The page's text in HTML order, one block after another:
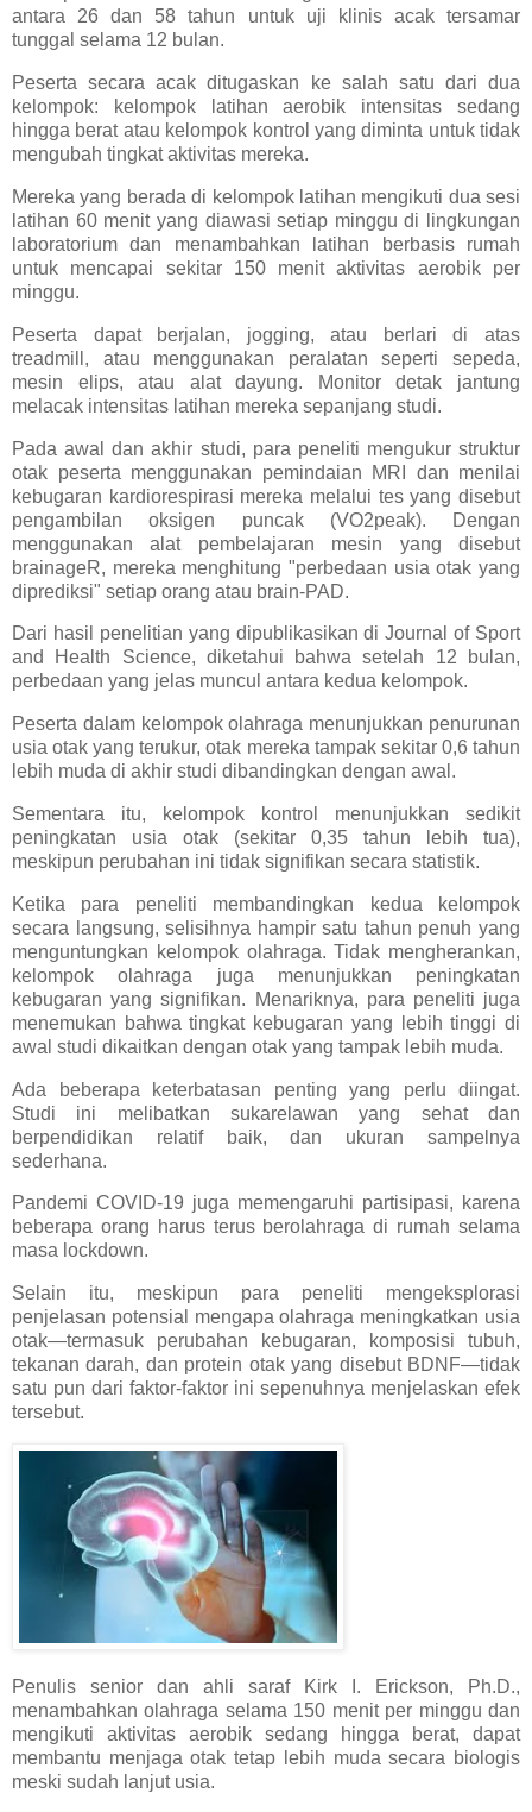
antara 26 dan 58 tahun untuk uji klinis acak tersamar
tunggal selama 12 bulan.
Peserta secara acak ditugaskan ke salah satu dari dua
kelompok: kelompok latihan aerobik intensitas sedang
hingga berat atau kelompok kontrol yang diminta untuk tidak
mengubah tingkat aktivitas mereka.
Mereka yang berada di kelompok latihan mengikuti dua sesi
latihan 60 menit yang diawasi setiap minggu di lingkungan
laboratorium dan menambahkan latihan berbasis rumah
untuk mencapai sekitar 150 menit aktivitas aerobik per
minggu.
Peserta dapat berjalan, jogging, atau berlari di atas
treadmill, atau menggunakan peralatan seperti sepeda,
mesin elips, atau alat dayung. Monitor detak jantung
melacak intensitas latihan mereka sepanjang studi.
Pada awal dan akhir studi, para peneliti mengukur struktur
otak peserta menggunakan pemindaian MRI dan menilai
kebugaran kardiorespirasi mereka melalui tes yang disebut
pengambilan oksigen puncak (VO2peak). Dengan
menggunakan alat pembelajaran mesin yang disebut
brainageR, mereka menghitung "perbedaan usia otak yang
diprediksi" setiap orang atau brain-PAD.
Dari hasil penelitian yang dipublikasikan di Journal of Sport
and Health Science, diketahui bahwa setelah 12 bulan,
perbedaan yang jelas muncul antara kedua kelompok.
Peserta dalam kelompok olahraga menunjukkan penurunan
usia otak yang terukur, otak mereka tampak sekitar 0,6 tahun
lebih muda di akhir studi dibandingkan dengan awal.
Sementara itu, kelompok kontrol menunjukkan sedikit
peningkatan usia otak (sekitar 0,35 tahun lebih tua),
meskipun perubahan ini tidak signifikan secara statistik.
Ketika para peneliti membandingkan kedua kelompok
secara langsung, selisihnya hampir satu tahun penuh yang
menguntungkan kelompok olahraga. Tidak mengherankan,
kelompok olahraga juga menunjukkan peningkatan
kebugaran yang signifikan. Menariknya, para peneliti juga
menemukan bahwa tingkat kebugaran yang lebih tinggi di
awal studi dikaitkan dengan otak yang tampak lebih muda.
Ada beberapa keterbatasan penting yang perlu diingat.
Studi ini melibatkan sukarelawan yang sehat dan
berpendidikan relatif baik, dan ukuran sampelnya
sederhana.
Pandemi COVID-19 juga memengaruhi partisipasi, karena
beberapa orang harus terus berolahraga di rumah selama
masa lockdown.
Selain itu, meskipun para peneliti mengeksplorasi
penjelasan potensial mengapa olahraga meningkatkan usia
otak—termasuk perubahan kebugaran, komposisi tubuh,
tekanan darah, dan protein otak yang disebut BDNF—tidak
satu pun dari faktor-faktor ini sepenuhnya menjelaskan efek
tersebut.
Penulis senior dan ahli saraf Kirk I. Erickson, Ph.D.,
menambahkan olahraga selama 150 menit per minggu dan
mengikuti aktivitas aerobik sedang hingga berat, dapat
membantu menjaga otak tetap lebih muda secara biologis
meski sudah lanjut usia.